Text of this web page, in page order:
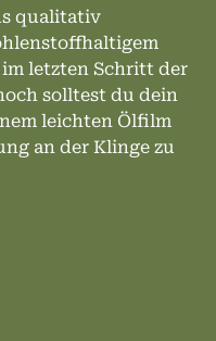
qualitativ
letzten Schritt der
solltest du dein
leichten Ölfilm
an der Klinge zu